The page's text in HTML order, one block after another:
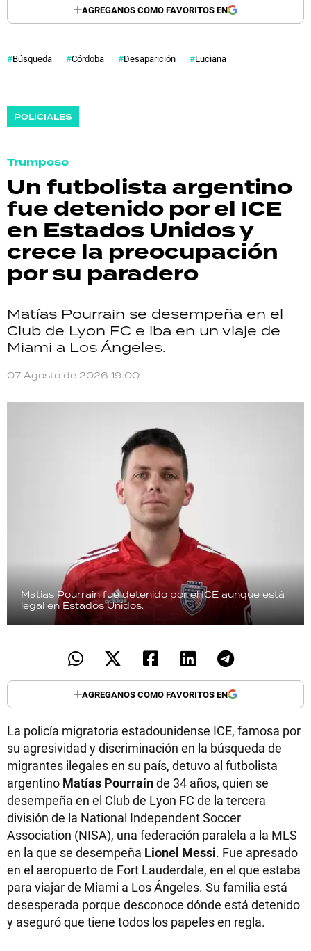
AGREGANOS COMO FAVORITOS EN
Búsqueda Córdoba Desaparición Luciana
POLICIALES
Trumposo
Un futbolista argentino
fue detenido por el ICE
en Estados Unidos y
crece la preocupación
por su paradero
Matías Pourrain se desempeña en el
Club de Lyon FC e iba en un viaje de
Miami a Los Ángeles.
07 Agosto de 2026 19:00
Matías Pourrain fue detenido por el ICE aunque está
legal en Estados Unidos.
AGREGANOS COMO FAVORITOS EN
La policía migratoria estadounidense ICE, famosa por
su agresividad y discriminación en la búsqueda de
migrantes ilegales en su país, detuvo al futbolista
argentino Matías Pourrainde 34 años, quien se
desempeña en el Club de Lyon FC de la tercera
división de la National Independent Soccer
Association (NISA), una federación paralela a la MLS
en la que se desempeña Lionel Messi. Fue apresado
en el aeropuerto de Fort Lauderdale, en el que estaba
para viajar de Miami a Los Ángeles. Su familia está
desesperada porque desconoce dónde está detenido
y aseguró que tiene todos los papeles en regla.